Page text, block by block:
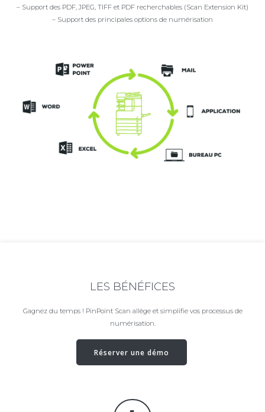
– Support des PDF, JPEG, TIFF et PDF recherchables (Scan Extension Kit)
– Support des principales options de numérisation
LES BÉNÉFICES
Gagnez du temps ! PinPoint Scan allège et simplifie vos processus de
numérisation.
Réserver une démo